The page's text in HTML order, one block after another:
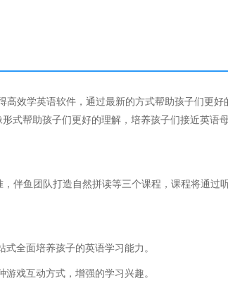
高效学英语软件，通过最新的方式帮助孩子们更
式帮助孩子们更好的理解，培养孩子们接近英语
伴鱼团队打造自然拼读等三个课程，课程将通过
全面培养孩子的英语学习能力。
戏互动方式，增强的学习兴趣。